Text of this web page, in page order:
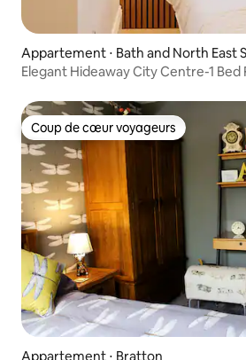
Appartement ⋅ Bath and North East
Elegant Hideaway City Centre-1 Bed
Coup de cœur voyageurs
Coup de cœur voyageurs
Appartement ⋅ Bratton